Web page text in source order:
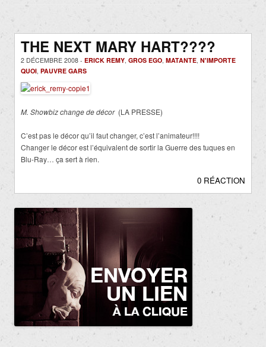
THE NEXT MARY HART????
2 DÉCEMBRE 2008 - ERICK REMY, GROS EGO, MATANTE, N'IMPORTE
QUOI, PAUVRE GARS
M. Showbiz change de décor(LA PRESSE)
C’est pas le décor qu’il faut changer, c’est l’animateur!!!!
Changer le décor est l’équivalent de sortir la Guerre des tuques en
Blu-Ray… ça sert à rien.
0 RÉACTION